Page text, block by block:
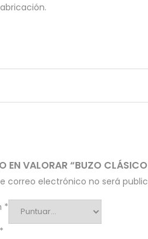
EN VALORAR “BUZO
correo electrónico no será
*
*